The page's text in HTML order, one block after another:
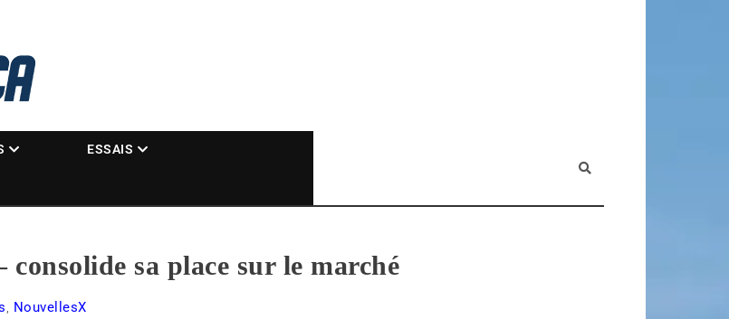
ESSAIS
sa place sur le marché
, NouvellesX